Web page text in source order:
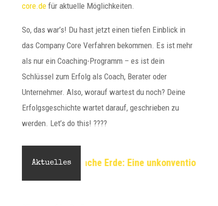
core.defür aktuelle Möglichkeiten.
So, das war’s! Du hast jetzt einen tiefen Einblick in
das Company Core Verfahren bekommen. Es ist mehr
als nur ein Coaching-Programm – es ist dein
Schlüssel zum Erfolg als Coach, Berater oder
Unternehmer. Also, worauf wartest du noch? Deine
Erfolgsgeschichte wartet darauf, geschrieben zu
werden. Let’s do this! ????
Aktuelles
Eine unkonventionelle Perspektive auf das